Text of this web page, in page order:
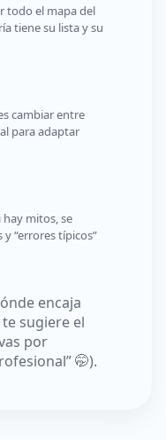
todo el mapa del
tiene su lista y su
cambiar entre
para adaptar
hay mitos, se
“errores típicos”
encaja
sugiere el
por
🤭).